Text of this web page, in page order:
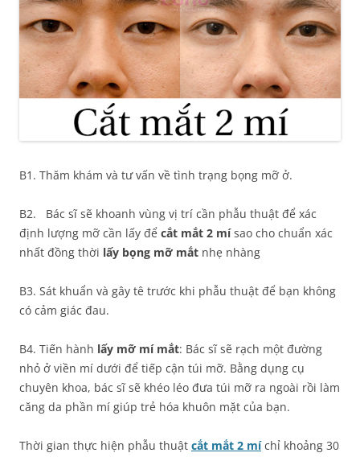
B1. Thăm khám và tư vấn về tình trạng bọng mỡ ở.
B2. Bác sĩ sẽ khoanh vùng vị trí cần phẫu thuật để xác
định lượng mỡ cần lấy để cắt mắt 2 mísao cho chuẩn xác
nhất đồng thời lấy bọng mỡ mắt nhẹ nhàng
B3. Sát khuẩn và gây tê trước khi phẫu thuật để bạn không
có cảm giác đau.
B4. Tiến hành lấy mỡ mí mắt: Bác sĩ sẽ rạch một đường
nhỏ ở viền mí dưới để tiếp cận túi mỡ. Bằng dụng cụ
chuyên khoa, bác sĩ sẽ khéo léo đưa túi mỡ ra ngoài rồi làm
căng da phần mí giúp trẻ hóa khuôn mặt của bạn.
Thời gian thực hiện phẫu thuật cắt mắt 2 mí chỉ khoảng 30